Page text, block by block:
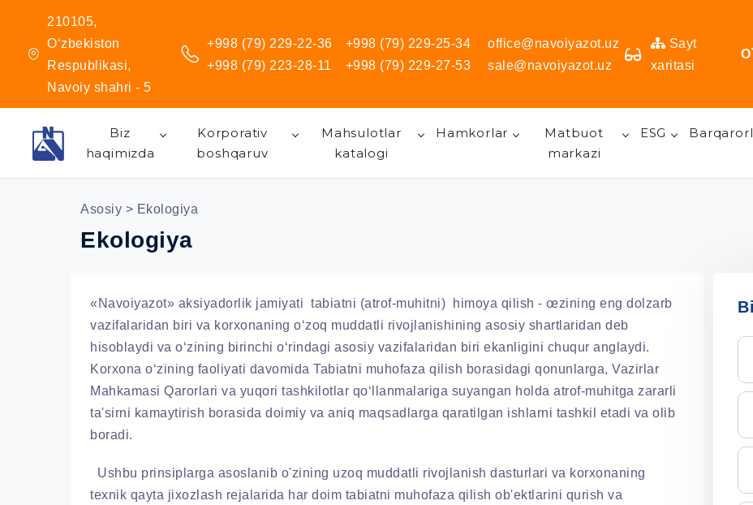
210105,
O‘zbekiston
Respublikasi,
Navoiy shahri - 5
+998 (79) 229-22-36
+998 (79) 223-28-11
+998 (79) 229-25-34
+998 (79) 229-27-53
office@navoiyazot.uz
sale@navoiyazot.uz
Sayt
xaritasi
Biz
haqimizda
Korporativ
boshqaruv
Mahsulotlar
katalogi
Hamkorlar
Matbuot
markazi
ESG
Asosiy > Ekologiya
Ekologiya
«Navoiyazot» aksiyadorlik jamiyati tabiatni (atrof-muhitni) himoya qilish - œzining eng dolzarb
vazifalaridan biri va korxonaning o‘zoq muddatli rivojlanishining asosiy shartlaridan deb
hisoblaydi va o‘zining birinchi o‘rindagi asosiy vazifalaridan biri ekanligini chuqur anglaydi.
Korxona o‘zining faoliyati davomida Tabiatni muhofaza qilish borasidagi qonunlarga, Vazirlar
Mahkamasi Qarorlari va yuqori tashkilotlar qo‘llanmalariga suyangan holda atrof-muhitga zararli
ta'sirni kamaytirish borasida doimiy va aniq maqsadlarga qaratilgan ishlarni tashkil etadi va olib
boradi.
Ushbu prinsiplarga asoslanib o'zining uzoq muddatli rivojlanish dasturlari va korxonaning
texnik qayta jixozlash rejalarida har doim tabiatni muhofaza qilish ob'ektlarini qurish va